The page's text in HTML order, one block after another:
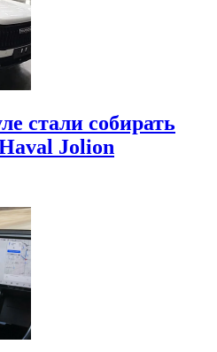
стали собирать
Jolion